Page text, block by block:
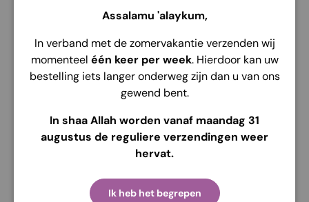
les manches défaillantes
d’als Elegante Handaccessoires
Que vous souhaitiez vous couvrir les mains à cause de
accessoires sophistiqués pour les mains, nos
chaussettes offrent la solution parfaite. Fabriquées à
partir d’élasthanne de haute qualité, ornées d’une
dentelle exquise, ces chaussettes sont une
combinaison élégante de confort et de sophistication.
Assalamu 'alaykum,
In verband met de zomervakantie verzenden wij
momenteel één keer per week. Hierdoor kan uw
bestelling iets langer onderweg zijn dan u van ons
gewend bent.
In shaa Allah worden vanaf maandag 31
augustus de reguliere verzendingen weer
hervat.
Ik heb het begrepen